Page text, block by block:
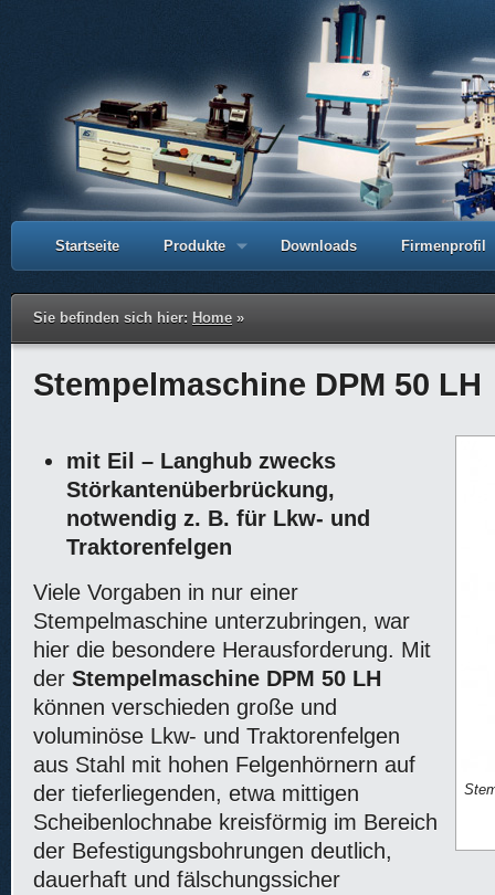
Startseite Produkte Downloads Firmenprofil
Sie befinden sich hier: Home »
Stempelmaschine DPM 50 LH
mit Eil – Langhub zwecks
Störkantenüberbrückung,
notwendig z. B. für Lkw- und
Traktorenfelgen
Viele Vorgaben in nur einer
Stempelmaschine unterzubringen, war
hier die besondere Herausforderung. Mit
der Stempelmaschine DPM 50 LH
können verschieden große und
voluminöse Lkw- und Traktorenfelgen
aus Stahl mit hohen Felgenhörnern auf
der tieferliegenden, etwa mittigen
Scheibenlochnabe kreisförmig im Bereich
der Befestigungsbohrungen deutlich,
dauerhaft und fälschungssicher